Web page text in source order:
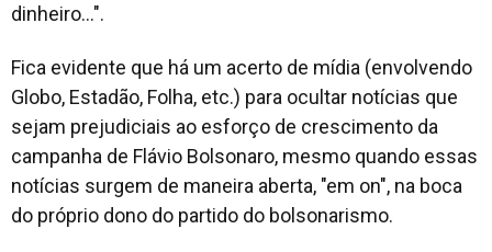
dinheiro...".
Fica evidente que há um acerto de mídia (envolvendo
Globo, Estadão, Folha, etc.) para ocultar notícias que
sejam prejudiciais ao esforço de crescimento da
campanha de Flávio Bolsonaro, mesmo quando essas
notícias surgem de maneira aberta, "em on", na boca
do próprio dono do partido do bolsonarismo.